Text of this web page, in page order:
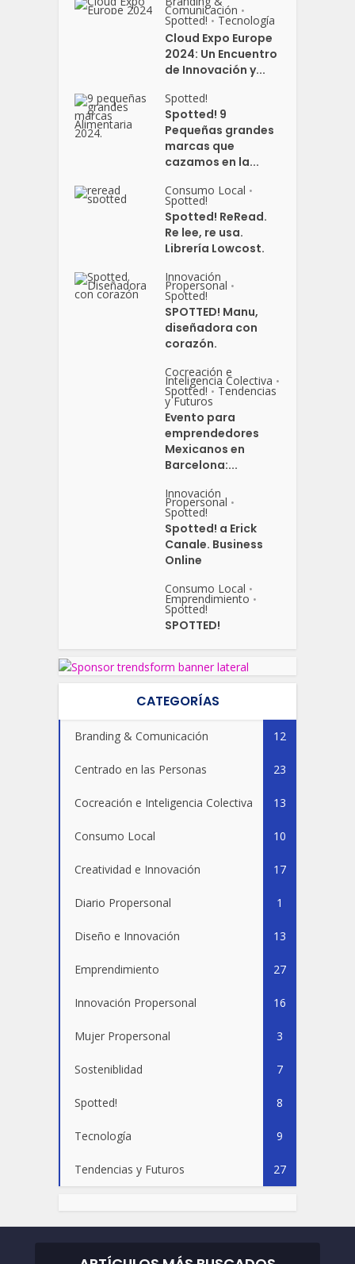
Comunicación •
Spotted! • Tecnología
Cloud Expo Europe
2024: Un Encuentro
de Innovación y...
Spotted!
Spotted! 9
Pequeñas grandes
marcas que
cazamos en la...
Consumo Local •
Spotted!
Spotted! ReRead.
Re lee, re usa.
Librería Lowcost.
Innovación
Propersonal •
Spotted!
SPOTTED! Manu,
diseñadora con
corazón.
Cocreación e
Inteligencia Colectiva •
Spotted! • Tendencias
y Futuros
Evento para
emprendedores
Mexicanos en
Barcelona:...
Innovación
Propersonal •
Spotted!
Spotted! a Erick
Canale. Business
Online
Consumo Local •
Emprendimiento •
Spotted!
SPOTTED!
CATEGORÍAS
Branding & Comunicación 12
Centrado en las Personas 23
Cocreación e Inteligencia Colectiva 13
Consumo Local 10
Creatividad e Innovación 17
Diario Propersonal 1
Diseño e Innovación 13
Emprendimiento 27
Innovación Propersonal 16
Mujer Propersonal 3
Sosteniblidad 7
Spotted! 8
Tecnología 9
Tendencias y Futuros 27